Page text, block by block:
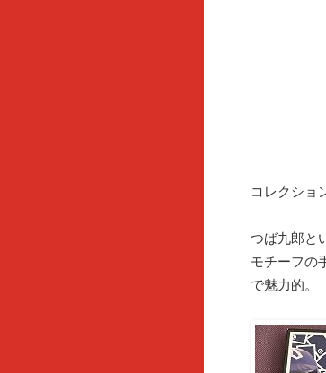
コレクショ
つば九郎と
モチーフの
で魅力的。